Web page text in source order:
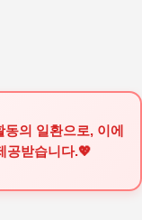
의 일환으로, 이에
공받습니다.💖